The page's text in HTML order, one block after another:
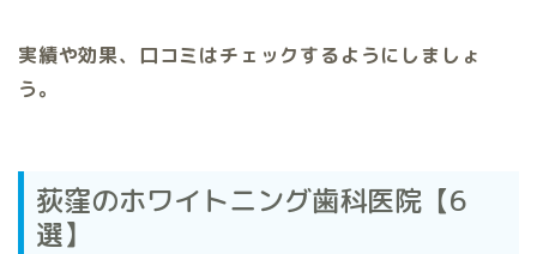
実績や効果、口コミはチェックするようにしましょ
う。
荻窪のホワイトニング歯科医院【6
選】